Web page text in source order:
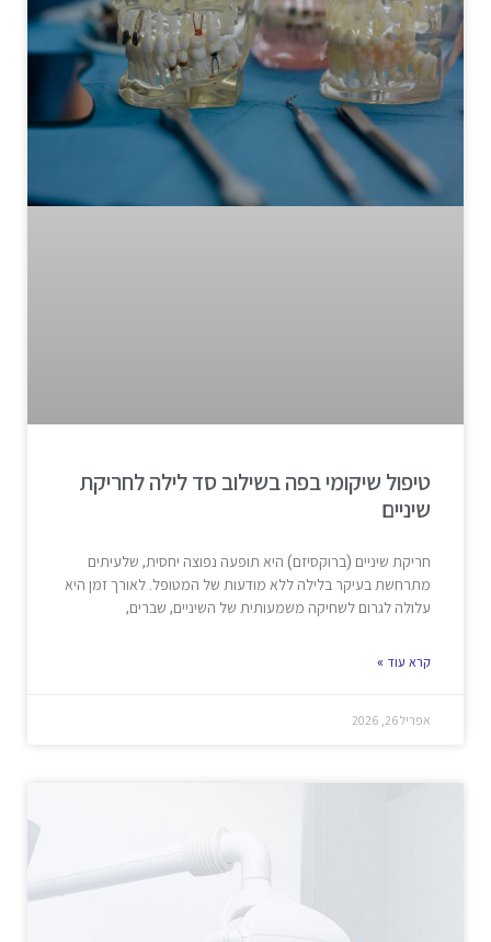
טיפול שיקומי בפה בשילוב סד לילה לחריקת
שיניים
חריקת שיניים (ברוקסיזם) היא תופעה נפוצה יחסית, שלעיתים
מתרחשת בעיקר בלילה ללא מודעות של המטופל. לאורך זמן היא
עלולה לגרום לשחיקה משמעותית של השיניים, שברים,
קרא עוד »
אפריל 26, 2026